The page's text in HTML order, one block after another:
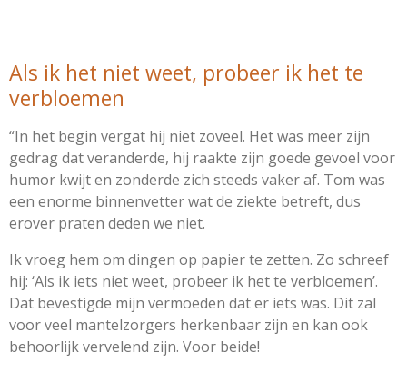
Als ik het niet weet, probeer ik het te
verbloemen
“In het begin vergat hij niet zoveel. Het was meer zijn
gedrag dat veranderde, hij raakte zijn goede gevoel voor
humor kwijt en zonderde zich steeds vaker af. Tom was
een enorme binnenvetter wat de ziekte betreft, dus
erover praten deden we niet.
Ik vroeg hem om dingen op papier te zetten. Zo schreef
hij: ‘Als ik iets niet weet, probeer ik het te verbloemen’.
Dat bevestigde mijn vermoeden dat er iets was. Dit zal
voor veel mantelzorgers herkenbaar zijn en kan ook
behoorlijk vervelend zijn. Voor beide!